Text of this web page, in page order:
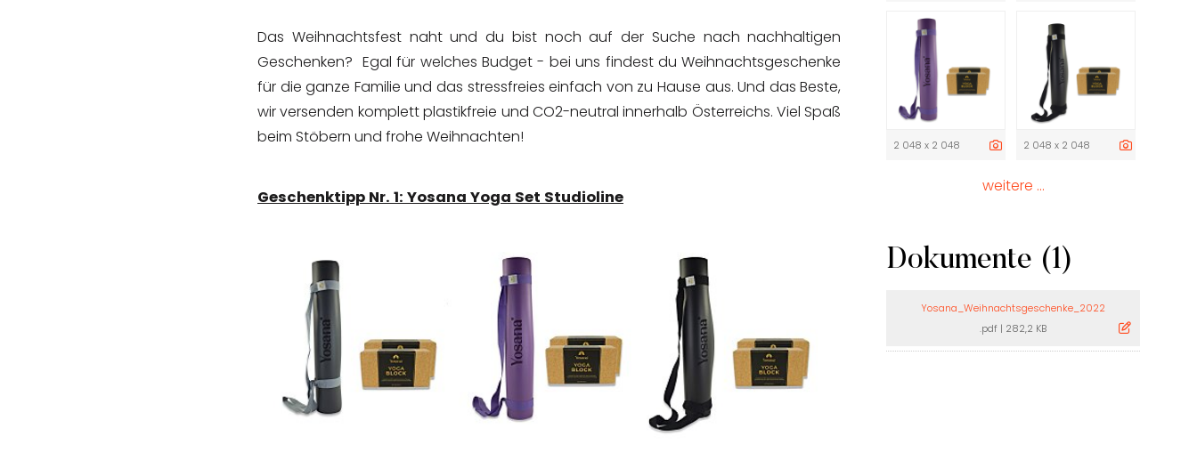
Das Weihnachtsfest naht und du bist noch auf der Suche nach nachhaltigen
Geschenken? Egal für welches Budget - bei uns findest du Weihnachtsgeschenke
für die ganze Familie und das stressfreies einfach von zu Hause aus. Und das Beste,
wir versenden komplett plastikfreie und CO2-neutral innerhalb Österreichs. Viel Spaß
beim Stöbern und frohe Weihnachten!
Geschenktipp Nr. 1: Yosana Yoga Set Studioline
2 048 x 2 048 2 048 x 2 048
weitere ...
Dokumente (1)
Yosana_Weihnachtsgeschenke_2022
.pdf | 282,2 KB